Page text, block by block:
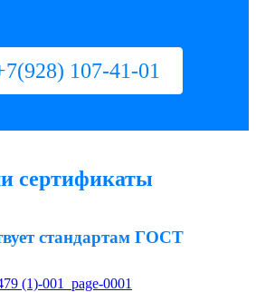
107-41-01
сертификаты
стандартам ГОСТ